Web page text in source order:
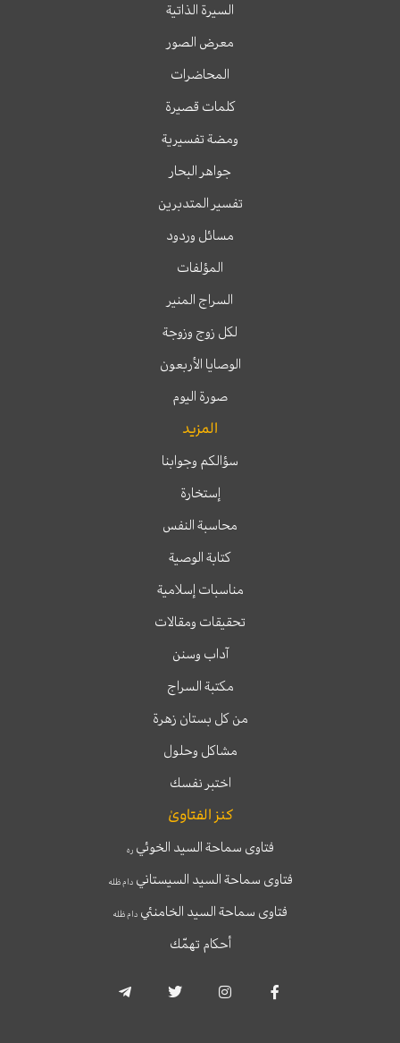
السيرة الذاتية
معرض الصور
المحاضرات
كلمات قصيرة
ومضة تفسيرية
جواهر البحار
تفسير المتدبرين
مسائل وردود
المؤلفات
السراج المنير
لكل زوج وزوجة
الوصايا الأربعون
صورة اليوم
المزيد
سؤالكم وجوابنا
إستخارة
محاسبة النفس
كتابة الوصية
مناسبات إسلامية
تحقيقات ومقالات
آداب وسنن
مكتبة السراج
من كل بستان زهرة
مشاكل وحلول
اختبر نفسك
كنز الفتاوىٰ
فتاوى سماحة السيد الخوئيره
فتاوى سماحة السيد السيستانيدام ظله
فتاوى سماحة السيد الخامنئي دام ظله
أحكام تهمّك
a
c
s
i
l